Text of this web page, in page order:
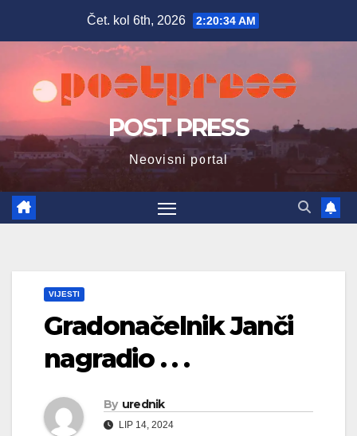
Čet. kol 6th, 2026 2:20:36 AM
POST PRESS
Neovisni portal
VIJESTI
Gradonačelnik Janči
nagradio . . .
By urednik
LIP 14, 2024